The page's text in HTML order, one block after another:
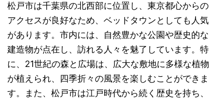
松戸市は千葉県の北西部に位置し、東京都心からの
アクセスが良好なため、ベッドタウンとしても人気
があります。市内には、自然豊かな公園や歴史的な
建造物が点在し、訪れる人々を魅了しています。特
に、21世紀の森と広場は、広大な敷地に多様な植物
が植えられ、四季折々の風景を楽しむことができま
す。また、松戸市は江戸時代から続く歴史を持ち、